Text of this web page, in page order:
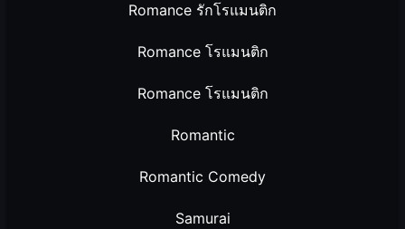
Romance รักโรแมนติก
Romance โรแมนติก
Romance โรแมนติก
Romantic
Romantic Comedy
Samurai